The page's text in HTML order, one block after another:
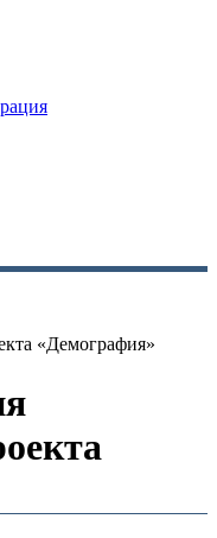
«Демография»